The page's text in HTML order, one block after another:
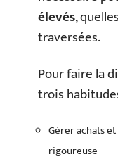
élevés,
traversées.
Pour faire la
trois
Gérer achats
rigoureuse